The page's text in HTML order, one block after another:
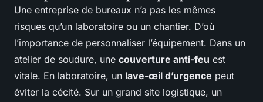
Une entreprise de bureaux n’a pas les mêmes
risques qu’un laboratoire ou un chantier. D’où
l’importance de personnaliser l’équipement. Dans un
atelier de soudure, une couverture anti-feu est
vitale. En laboratoire, un lave-œil d’urgence peut
éviter la cécité. Sur un grand site logistique, un